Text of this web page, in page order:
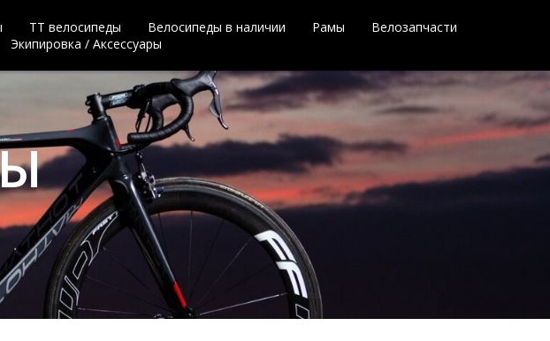
ТТ велосипеды Велосипеды в наличии Рамы
Велозапчасти
Экипировка / Аксессуары